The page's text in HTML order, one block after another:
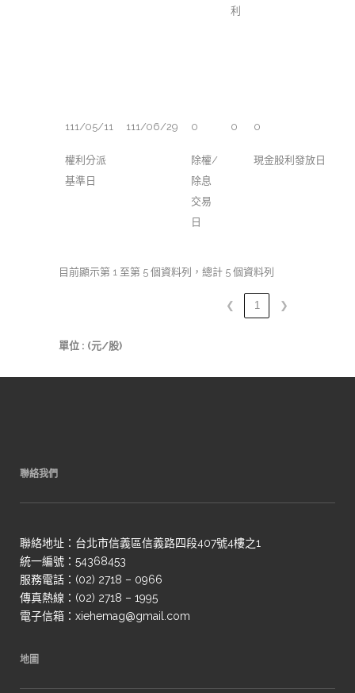
利
111/05/11 111/06/29 0 0 0
權利分派
基準日
除權/
除息
交易
日
現金股利發放日
目前顯示第 1 至第 5 個資料列，總計 5 個資料列
❮ 1 ❯
單位 : (元/股)
聯絡我們
聯絡地址：台北市信義區信義路四段407號4樓之1
統一編號：54368453
服務電話：(02) 2718 – 0966
傳真熱線：(02) 2718 – 1995
電子信箱：xiehemag@gmail.com
地圖